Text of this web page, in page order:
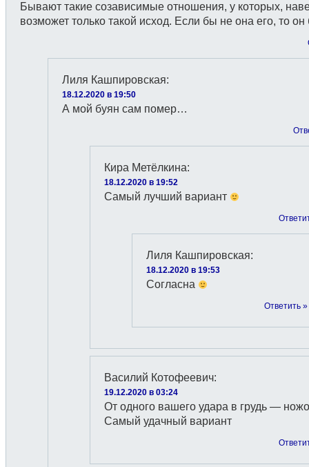
Бывают такие созависимые отношения, у которых,
возможет только такой исход. Если бы не она его, то
Лиля Кашпировская:
18.12.2020 в 19:50
А мой буян сам помер…
Кира Метёлкина:
18.12.2020 в 19:52
Самый лучший вариант
Лиля Кашпировская:
18.12.2020 в 19:53
Согласна
Ответить »
Василий Котофеевич:
19.12.2020 в 03:24
От одного вашего удара в грудь —
Самый удачный вариант